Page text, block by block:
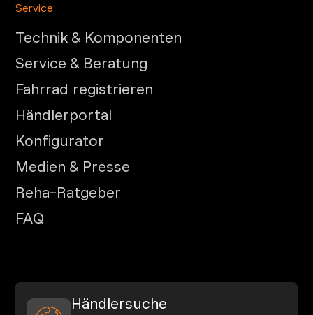
Service
Technik & Komponenten
Service & Beratung
Fahrrad registrieren
Händlerportal
Konfigurator
Medien & Presse
Reha-Ratgeber
FAQ
Händlersuche